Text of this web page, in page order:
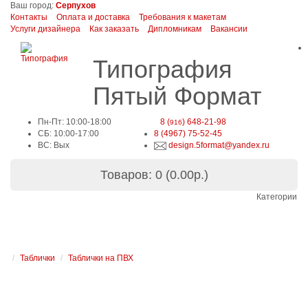
Ваш город: Серпухов
Контакты
Оплата и доставка
Требования к макетам
Услуги дизайнера
Как заказать Дипломникам Вакансии
Типография
Пятый Формат
Пн-Пт: 10:00-18:00
СБ: 10:00-17:00
ВС: Вых
8 (916) 648-21-98
8 (4967) 75-52-45
design.5format@yandex.ru
Товаров: 0 (0.00р.)
Категории
Таблички Таблички на ПВХ